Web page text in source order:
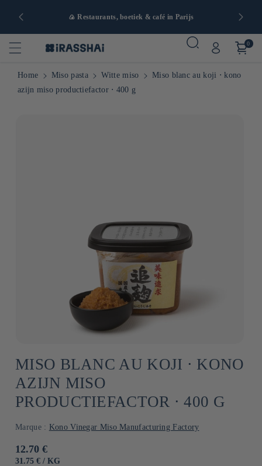
🍙 Restaurants, boetiek & café in Parijs
0
Home Miso pasta Witte miso
Miso blanc au koji ⋅ kono
azijn miso productiefactor ⋅ 400 g
MISO BLANC AU KOJI ⋅ KONO
AZIJN MISO
PRODUCTIEFACTOR ⋅ 400 G
Marque : Kono Vinegar Miso Manufacturing Factory
Normale
prijs
12.70 €
EENHEIDSPRIJS
31.75 € / PER
KG